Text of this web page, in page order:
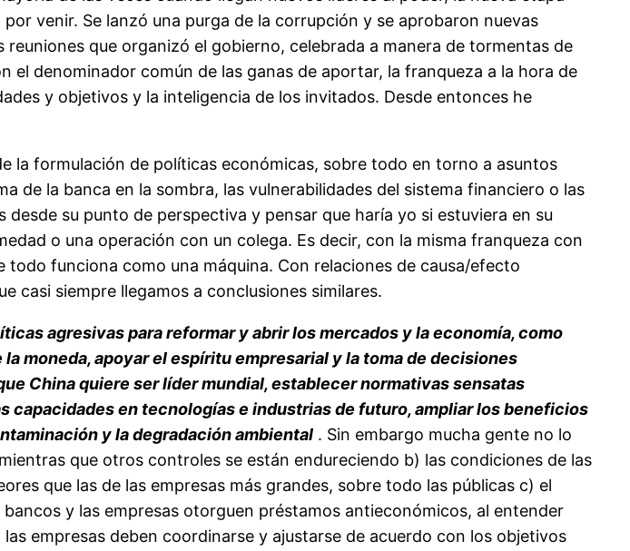
venir. Se lanzó una purga de la corrupción y se aprobaron nuevas
que organizó el gobierno, celebrada a manera de tormentas de
denominador común de las ganas de aportar, la franqueza a la hora de
y objetivos y la inteligencia de los invitados. Desde entonces he
la formulación de políticas económicas, sobre todo en torno a asuntos
de la banca en la sombra, las vulnerabilidades del sistema financiero o las
su punto de perspectiva y pensar que haría yo si estuviera en su
o una operación con un colega. Es decir, con la misma franqueza con
funciona como una máquina. Con relaciones de causa/efecto
casi siempre llegamos a conclusiones similares.
agresivas para reformar y abrir los mercados y la economía, como
moneda, apoyar el espíritu empresarial y la toma de decisiones
China quiere ser líder mundial, establecer normativas sensatas
en tecnologías e industrias de futuro, ampliar los beneficios
y la degradación ambiental . Sin embargo mucha gente no lo
que otros controles se están endureciendo b) las condiciones de las
que las de las empresas más grandes, sobre todo las públicas c) el
y las empresas otorguen préstamos antieconómicos, al entender
empresas deben coordinarse y ajustarse de acuerdo con los objetivos